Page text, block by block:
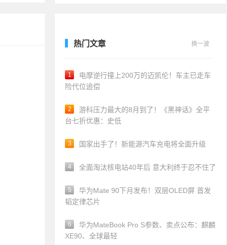
热门文章 换一波
1
电摩逆行撞上200万的迈凯伦！车主已走车
险代位追偿
2
游科压力最大的8月到了！《黑神话》全平
台七折优惠：史低
3 国家出手了！新能源汽车充电将全面升级
4 全面淘汰核电站40年后 意大利终于忍不住了
5
华为Mate 90下月发布！双层OLED屏 首发
韬定律芯片
6
华为MateBook Pro S参数、卖点公布：麒麟
XE90、全球最轻